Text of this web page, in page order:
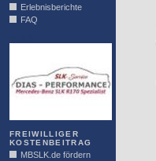
Erlebnisberichte
FAQ
FREIWILLIGER
KOSTENBEITRAG
MBSLK.de fördern